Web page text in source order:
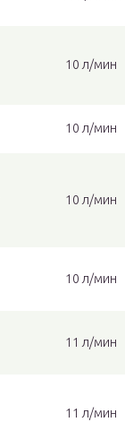
10 л/мин
10 л/мин
10 л/мин
10 л/мин
11 л/мин
11 л/мин